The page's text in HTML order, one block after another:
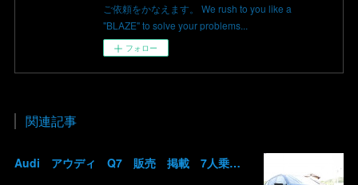
ご依頼をかなえます。 We rush to you like a
"BLAZE" to solve your problems...
フォロー
関連記事
Audi アウディ Q7 販売 掲載 7人乗り リアモニター サンルーフ 車検整備2年付き 群馬 高崎